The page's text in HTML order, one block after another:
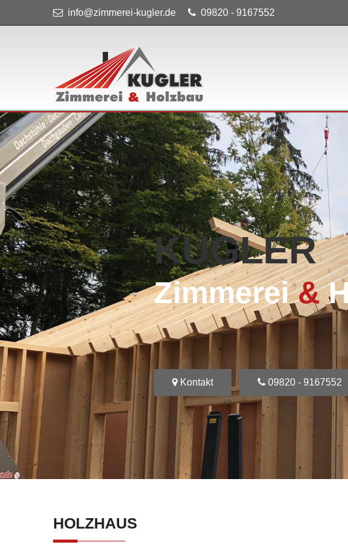
info@zimmerei-kugler.de 09820 - 9167552
KUGLER
Zimmerei&
Kontakt 09820 - 9167552
HOLZHAUS